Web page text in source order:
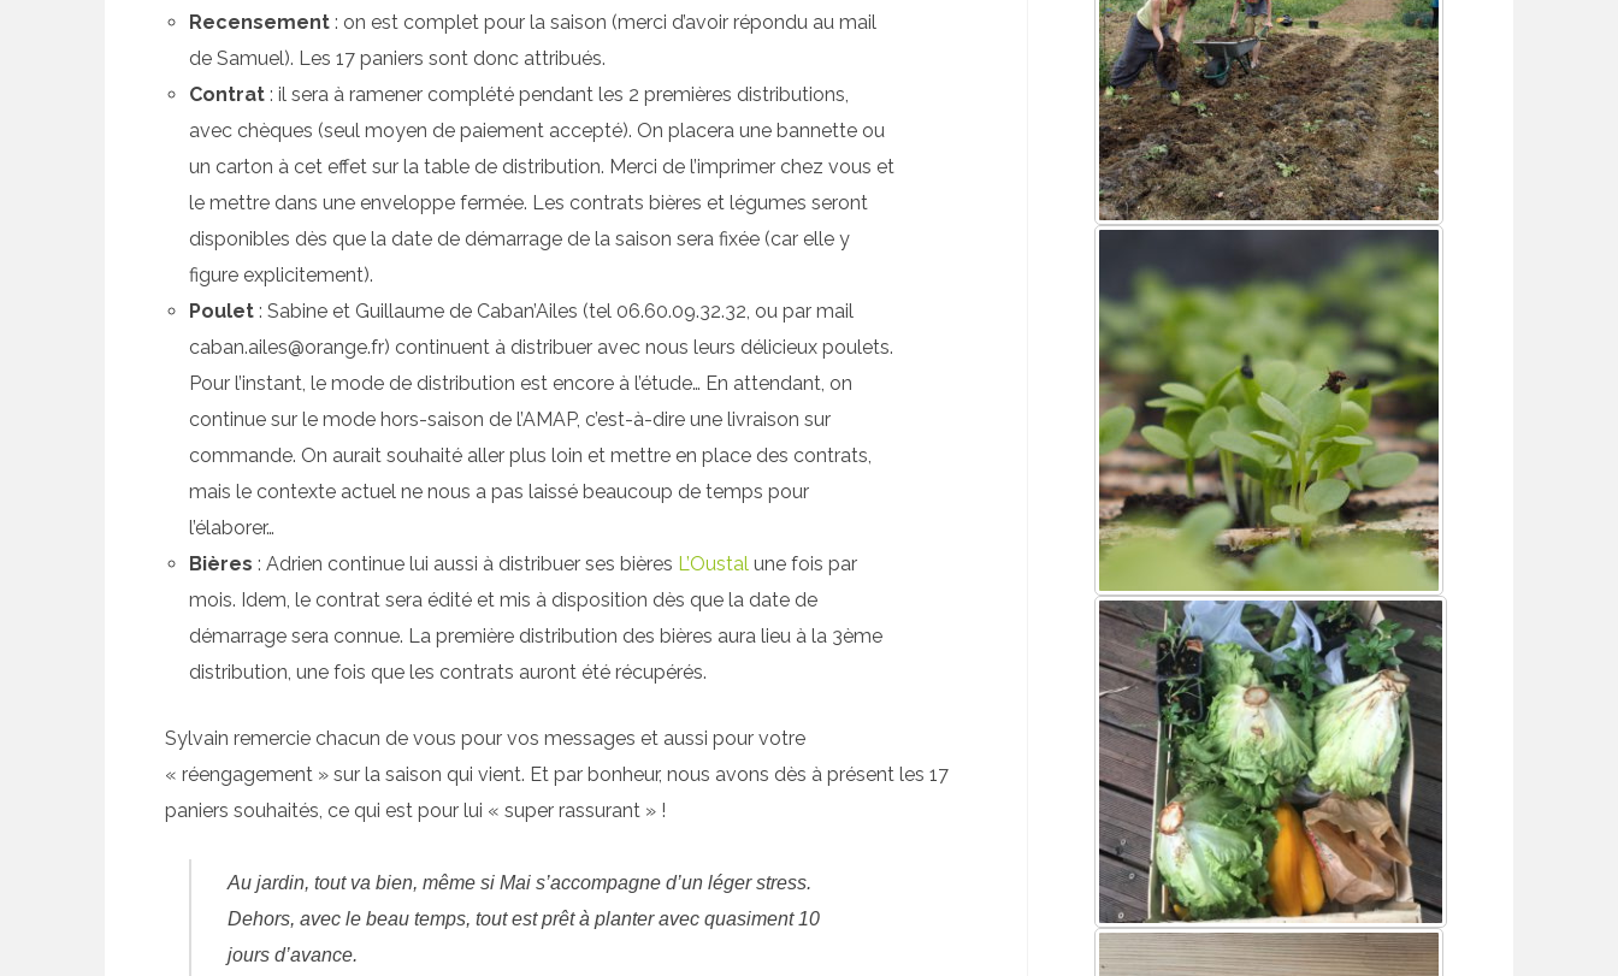
Recensement : on est complet pour la saison (merci d’avoir répondu au mail
de Samuel). Les 17 paniers sont donc attribués.
Contrat : il sera à ramener complété pendant les 2 premières distributions,
avec chèques (seul moyen de paiement accepté). On placera une bannette ou
un carton à cet effet sur la table de distribution. Merci de l’imprimer chez vous et
le mettre dans une enveloppe fermée. Les contrats bières et légumes seront
disponibles dès que la date de démarrage de la saison sera fixée (car elle y
figure explicitement).
Poulet : Sabine et Guillaume de Caban’Ailes (tel 06.60.09.32.32, ou par mail
caban.ailes@orange.fr) continuent à distribuer avec nous leurs délicieux poulets.
Pour l’instant, le mode de distribution est encore à l’étude… En attendant, on
continue sur le mode hors-saison de l’AMAP, c’est-à-dire une livraison sur
commande. On aurait souhaité aller plus loin et mettre en place des contrats,
mais le contexte actuel ne nous a pas laissé beaucoup de temps pour
l’élaborer…
Bières : Adrien continue lui aussi à distribuer ses bières L’Oustal une fois par
mois. Idem, le contrat sera édité et mis à disposition dès que la date de
démarrage sera connue. La première distribution des bières aura lieu à la 3ème
distribution, une fois que les contrats auront été récupérés.
Sylvain remercie chacun de vous pour vos messages et aussi pour votre
« réengagement » sur la saison qui vient. Et par bonheur, nous avons dès à présent les 17
paniers souhaités, ce qui est pour lui « super rassurant » !
Au jardin, tout va bien, même si Mai s’accompagne d’un léger stress.
Dehors, avec le beau temps, tout est prêt à planter avec quasiment 10
jours d’avance.